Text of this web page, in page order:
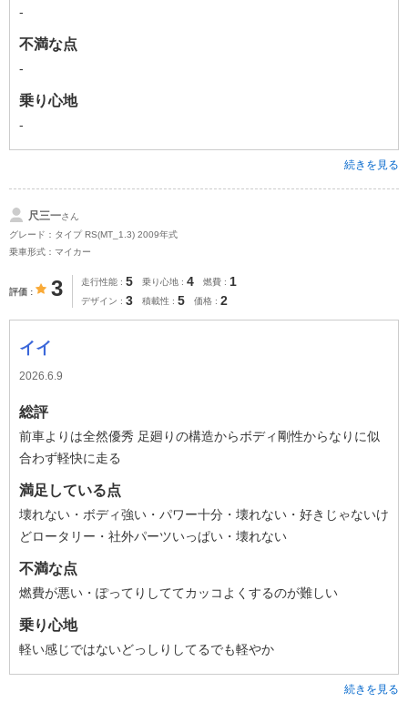
-
不満な点
-
乗り心地
-
続きを見る
尺三一さん
グレード：タイプ RS(MT_1.3) 2009年式
乗車形式：マイカー
評価 3 走行性能 5 乗り心地 4 燃費 1
デザイン 3 積載性 5 価格 2
イイ
2026.6.9
総評
前車よりは全然優秀 足廻りの構造からボディ剛性からなりに似
合わず軽快に走る
満足している点
壊れない・ボディ強い・パワー十分・壊れない・好きじゃないけ
どロータリー・社外パーツいっぱい・壊れない
不満な点
燃費が悪い・ぽってりしててカッコよくするのが難しい
乗り心地
軽い感じではないどっしりしてるでも軽やか
続きを見る